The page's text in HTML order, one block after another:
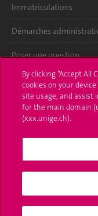
Immatriculations
Démarches
Poser une question
L'UNIGE vous
UNIGE Mobile
Bibliothèque
By clicking “Accept All
cookies on your
site usage, and assist
for the main domain
(xxx.unige.ch).